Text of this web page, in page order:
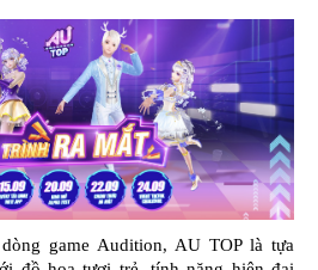
game Audition, AU TOP là tựa